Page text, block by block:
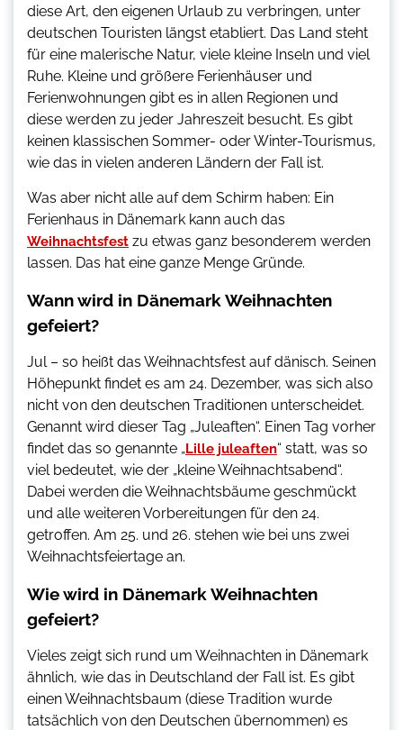
diese Art, den eigenen Urlaub zu verbringen, unter
deutschen Touristen längst etabliert. Das Land steht
für eine malerische Natur, viele kleine Inseln und viel
Ruhe. Kleine und größere Ferienhäuser und
Ferienwohnungen gibt es in allen Regionen und
diese werden zu jeder Jahreszeit besucht. Es gibt
keinen klassischen Sommer- oder Winter-Tourismus,
wie das in vielen anderen Ländern der Fall ist.
Was aber nicht alle auf dem Schirm haben: Ein
Ferienhaus in Dänemark kann auch das
Weihnachtsfest zu etwas ganz besonderem werden
lassen. Das hat eine ganze Menge Gründe.
Wann wird in Dänemark Weihnachten
gefeiert?
Jul – so heißt das Weihnachtsfest auf dänisch. Seinen
Höhepunkt findet es am 24. Dezember, was sich also
nicht von den deutschen Traditionen unterscheidet.
Genannt wird dieser Tag „Juleaften“. Einen Tag vorher
findet das so genannte „Lille juleaften“ statt, was so
viel bedeutet, wie der „kleine Weihnachtsabend“.
Dabei werden die Weihnachtsbäume geschmückt
und alle weiteren Vorbereitungen für den 24.
getroffen. Am 25. und 26. stehen wie bei uns zwei
Weihnachtsfeiertage an.
Wie wird in Dänemark Weihnachten
gefeiert?
Vieles zeigt sich rund um Weihnachten in Dänemark
ähnlich, wie das in Deutschland der Fall ist. Es gibt
einen Weihnachtsbaum (diese Tradition wurde
tatsächlich von den Deutschen übernommen) es